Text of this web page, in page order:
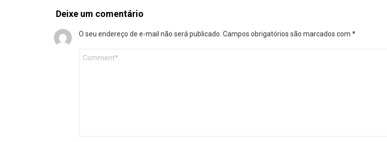
Deixe um comentário
O seu endereço de e-mail não será publicado. Campos obrigatórios são marcados com *